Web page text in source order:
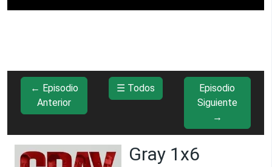
← Episodio
Anterior
☰ Todos
Episodio
Siguiente
→
Gray 1x6